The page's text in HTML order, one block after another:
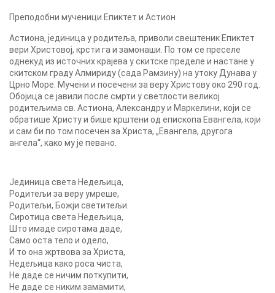
Преподобни мученици Епиктет и Астион
Астиона, јединица у родитеља, приволи свештеник Епиктет
вери Христовој, крсти га и замонаши. По том се преселе
однекуд из источних крајева у скитске пределе и настане у
скитском граду Алмириду (сада Рамзину) на утоку Дунава у
Црно Море. Мучени и посечени за веру Христову око 290 год.
Обојица се јавили после смрти у светлости великој
родитељима св. Астиона, Александру и Маркелини, који се
обратише Христу и бише крштени од епископа Евангела, који
и сам би по том посечен за Христа, „Евангела, другога
ангела“, како му је певано.
Јединица света Недељица,
Родитељи за веру умреше,
Родитељи, Божји светитељи.
Сиротица света Недељица,
Што имаде сиротама даде,
Само оста тело и одело,
И то она жртвова за Христа,
Недељица како роса чиста,
Не даде се ничим поткупити,
Не даде се никим замамити,